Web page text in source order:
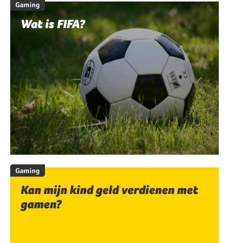
Gaming
Wat is FIFA?
Gaming
Kan mijn kind geld verdienen met
gamen?